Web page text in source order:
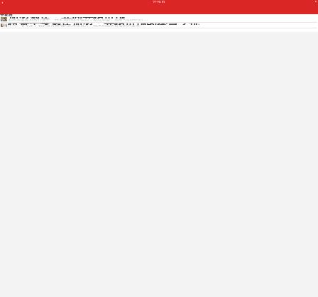
开拓市
开拓市加盟酒店：共同开拓市场
酒店加盟是酒店行业中一种常见的合作模式，通过加盟，酒店可以共同开...
投资全季酒店加盟：开拓市场的智慧之选
作为一名专注于酒店投资领域的资深投资人，我深知选择合适的加盟项...
Copyright © 2012 - 2025 www.jiudianjiameng.cc. All Rights Reserved. 酒店加盟版权所有